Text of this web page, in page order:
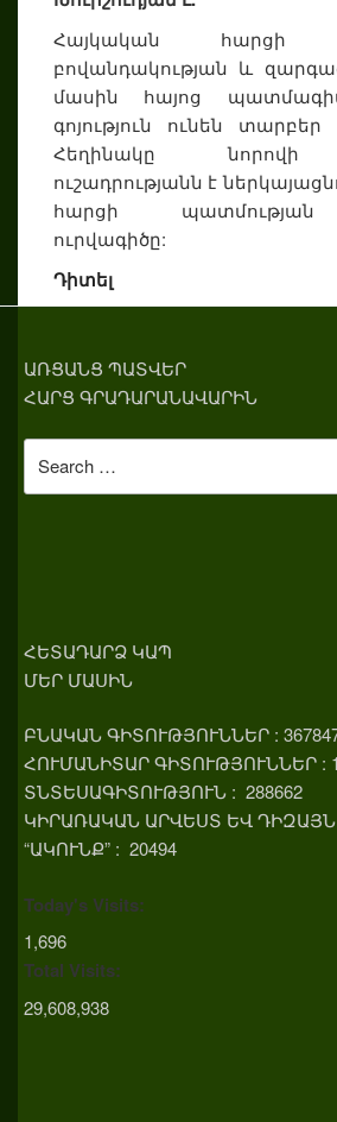
Հայկական հարցի
բովանդակության և
մասին հայոց
գոյություն ունեն
Հեղինակը նորովի
ուշադրությանն է
հարցի
ուրվագիծը:
Դիտել
ԱՌՑԱՆՑ ՊԱՏՎԵՐ
ՀԱՐՑ ԳՐԱԴԱՐԱՆԱՎԱՐԻՆ
for:
ՀԵՏԱԴԱՐՁ ԿԱՊ
ՄԵՐ ՄԱՍԻՆ
ԲՆԱԿԱՆ ԳԻՏՈՒԹՅՈՒՆՆԵՐ :
ՀՈՒՄԱՆԻՏԱՐ ԳԻՏՈՒԹՅՈՒՆՆԵՐ :
ՏՆՏԵՍԱԳԻՏՈՒԹՅՈՒՆ : 288662
ԿԻՐԱՌԱԿԱՆ ԱՐՎԵՍՏ ԵՎ ԴԻԶԱՅՆ
“ԱԿՈՒՆՔ” : 20494
Today's Visits:
1,696
Total Visits:
29,608,938